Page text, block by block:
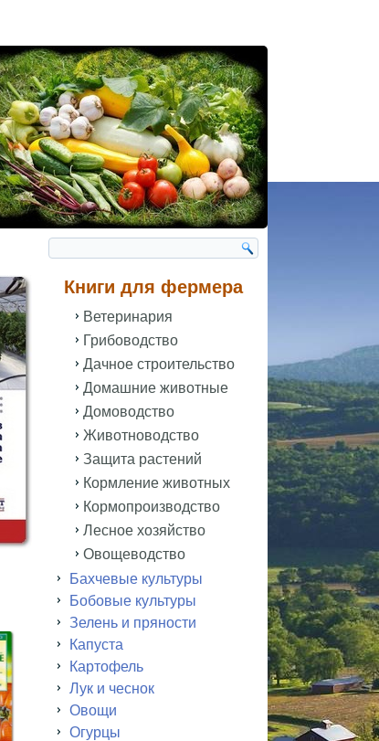
Книги для фермера
Ветеринария
Грибоводство
Дачное строительство
Домашние животные
Домоводство
Животноводство
Защита растений
Кормление животных
Кормопроизводство
Лесное хозяйство
Овощеводство
Бахчевые культуры
Бобовые культуры
Зелень и пряности
Капуста
Картофель
Лук и чеснок
Овощи
Огурцы